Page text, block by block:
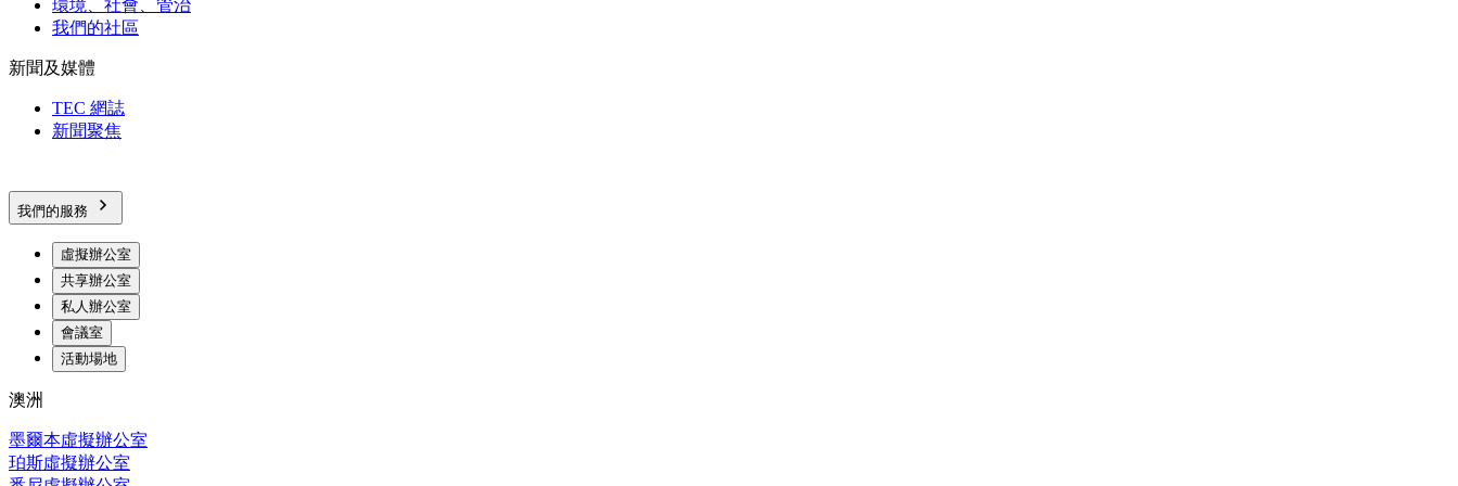
環境、社會、管治
我們的社區
新聞及媒體
TEC 網誌
新聞聚焦
我們的服務
虛擬辦公室
共享辦公室
私人辦公室
會議室
活動場地
澳洲
墨爾本虛擬辦公室
珀斯虛擬辦公室